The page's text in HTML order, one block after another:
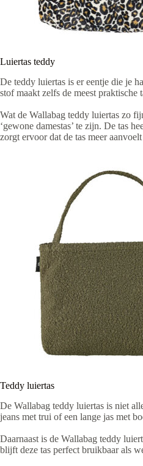
Luiertas teddy
De teddy luiertas is er eentje die je
stof maakt zelfs de meest praktische
Wat de Wallabag teddy luiertas zo
‘gewone damestas’ te zijn. De tas
zorgt ervoor dat de tas meer
Teddy luiertas
De Wallabag teddy luiertas is niet
jeans met trui of een lange jas met
Daarnaast is de Wallabag teddy
blijft deze tas perfect bruikbaar als